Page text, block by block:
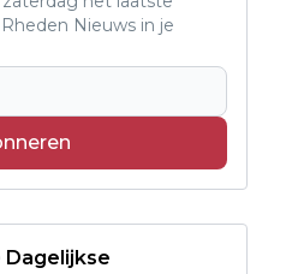
Nieuws in je
Dagelijkse